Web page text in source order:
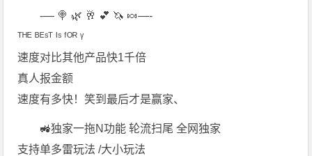
-— 🍭 🌿 🥂 💕 🦄 🍬—-
ᵀᴴᴱ ᴮᴱˢᵀ ᴵˢ ᶠᴼᴿ ᵞ
速度对比其他产品快1千倍
真人报金额
速度有多快！笑到最后才是赢家、
🚜独家一拖N功能 轮流扫尾 全网独家
支持单多雷玩法 /大小玩法